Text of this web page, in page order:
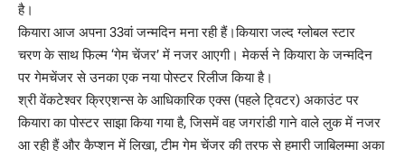
है।
कियारा आज अपना 33वां जन्मदिन मना रही हैं।कियारा जल्द ग्लोबल स्टार
चरण के साथ फिल्म ‘गेम चेंजर’ में नजर आएगी। मेकर्स ने कियारा के जन्मदिन
पर गेमचेंजर से उनका एक नया पोस्टर रिलीज किया है।
श्री वेंकटेश्वर क्रिएशन्स के आधिकारिक एक्स (पहले ट्विटर) अकाउंट पर
कियारा का पोस्टर साझा किया गया है, जिसमें वह जगरांडी गाने वाले लुक में नजर
आ रही हैं और कैप्शन में लिखा, टीम गेम चेंजर की तरफ से हमारी जाबिलम्मा अका